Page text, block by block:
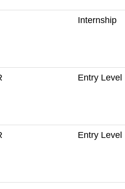
Internship
Entry Level
Entry Level